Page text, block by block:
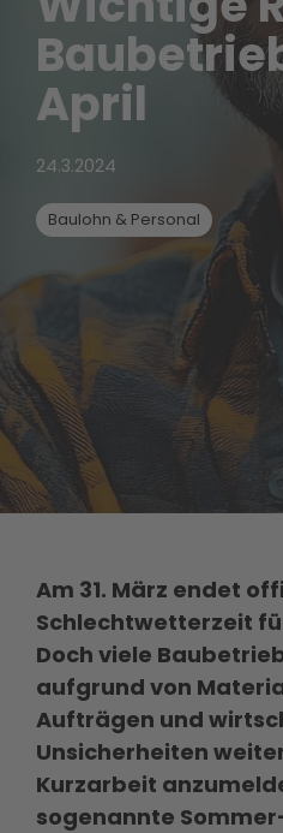
April
24.3.2024
Baulohn & Personal
Am 31. März endet
Schlechtwetterzeit
Doch viele
aufgrund von
Aufträgen und
Unsicherheiten
Kurzarbeit
sogenannte